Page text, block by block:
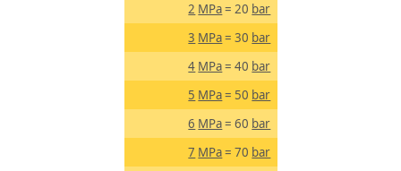
2 MPa= 20 bar
3 MPa= 30 bar
4 MPa= 40 bar
5 MPa= 50 bar
6 MPa= 60 bar
7 MPa= 70 bar